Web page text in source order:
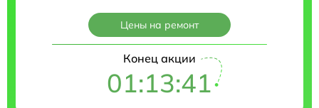
Цены на ремонт
Конец акции
01:13:40